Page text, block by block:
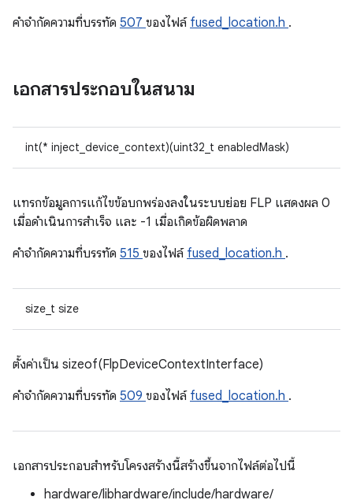
คําจํากัดความที่บรรทัด 507 ของไฟล์ fused_location.h .
เอกสารประกอบในสนาม
int(* inject_device_context)(uint32_t enabledMask)
แทรกข้อมูลการแก้ไขข้อบกพร่องลงในระบบย่อย FLP แสดงผล 0
เมื่อดำเนินการสำเร็จ และ -1 เมื่อเกิดข้อผิดพลาด
คําจํากัดความที่บรรทัด 515 ของไฟล์ fused_location.h .
size_t size
ตั้งค่าเป็น sizeof(FlpDeviceContextInterface)
คําจํากัดความที่บรรทัด 509 ของไฟล์ fused_location.h .
เอกสารประกอบสำหรับโครงสร้างนี้สร้างขึ้นจากไฟล์ต่อไปนี้
hardware/libhardware/include/hardware/